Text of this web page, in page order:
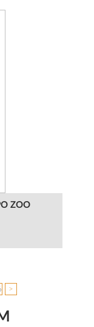
ZOO
>